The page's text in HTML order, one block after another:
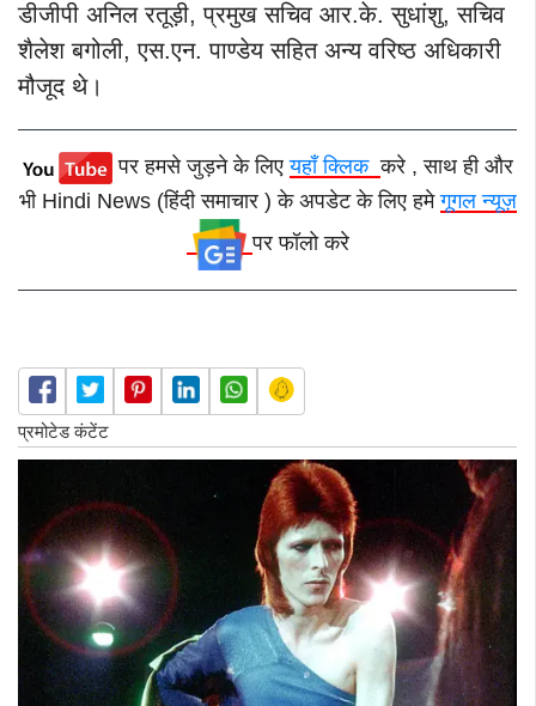
डीजीपी अनिल रतूड़ी, प्रमुख सचिव आर.के. सुधांशु, सचिव
शैलेश बगोली, एस.एन. पाण्डेय सहित अन्य वरिष्ठ अधिकारी
मौजूद थे।
पर हमसे जुड़ने के लिएयहाँ क्लिककरे , साथ ही और
भी Hindi News (हिंदी समाचार ) के अपडेट के लिए हमेगूगल न्यूज़
पर फॉलो करे